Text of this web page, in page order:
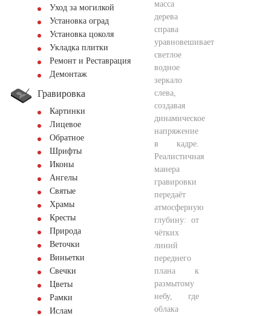
Уход за могилкой
Установка оград
Установка цоколя
Укладка плитки
Ремонт и Реставрация
Демонтаж
Гравировка
Картинки
Лицевое
Обратное
Шрифты
Иконы
Ангелы
Святые
Храмы
Кресты
Природа
Веточки
Виньетки
Свечки
Цветы
Рамки
Ислам
масса
дерева
справа
уравновешивает
светлое
водное
зеркало
слева,
создавая
динамическое
напряжение
в кадре.
Реалистичная
манера
гравировки
передаёт
атмосферную
глубину: от
чётких
линий
переднего
плана к
размытому
небу, где
облака